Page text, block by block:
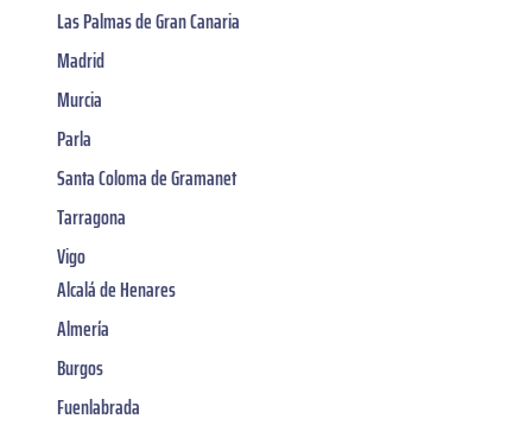
Las Palmas de Gran Canaria
Madrid
Murcia
Parla
Santa Coloma de Gramanet
Tarragona
Vigo
Alcalá de Henares
Almería
Burgos
Fuenlabrada